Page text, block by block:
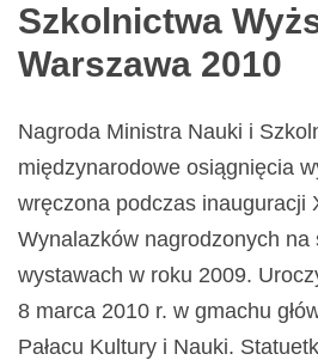
Szkolnictwa
Warszawa 2010
Nagroda Ministra Nauki i
międzynarodowe osiągnięcia
wręczona podczas inauguracji
Wynalazków nagrodzonych na
wystawach w roku 2009.
8 marca 2010 r. w gmachu
Pałacu Kultury i Nauki.